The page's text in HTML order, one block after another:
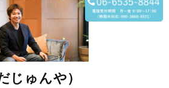
じゅんや）